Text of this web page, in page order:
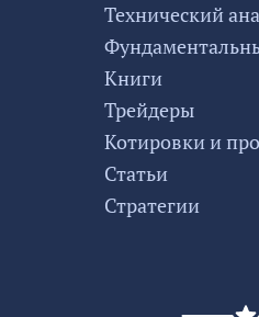
Технический
Книги
Трейдеры
Котировки и
Статьи
Стратегии